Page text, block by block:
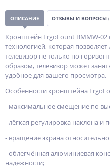
ОПИСАНИЕ ОТЗЫВЫ И ВОПРОСЫ
Кронштейн ErgoFount BMMW-02
технологией, которая
телевизор не только по
образом, телевизор может
удобное для вашего просмотра.
Особенности кронштейна
- максимальное смещение по
- лёгкая регулировка наклона
- вращение экрана
- облегчённая алюминиевая
надёжности;